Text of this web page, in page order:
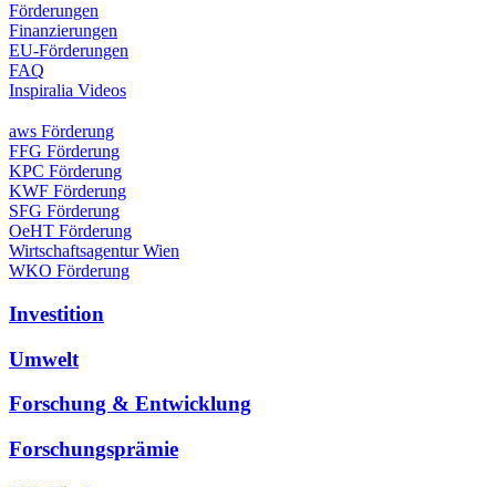
Förderungen
Finanzierungen
EU-Förderungen
FAQ
Inspiralia Videos
aws Förderung
FFG Förderung
KPC Förderung
KWF Förderung
SFG Förderung
OeHT Förderung
Wirtschaftsagentur Wien
WKO Förderung
Investition
Umwelt
Forschung & Entwicklung
Forschungsprämie